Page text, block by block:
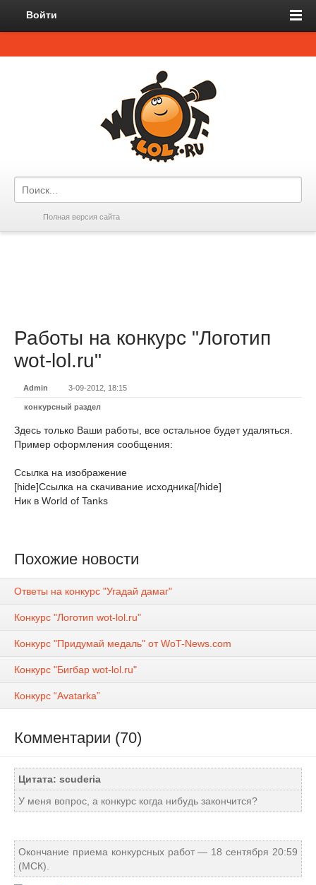
Войти
Полная версия сайта
Работы на конкурс "Логотип
wot-lol.ru"
Admin 3-09-2012, 18:15
конкурсный раздел
Здесь только Ваши работы, все остальное будет удаляться.
Пример оформления сообщения:
Ссылка на изображение
[hide]Ссылка на скачивание исходника[/hide]
Ник в World of Tanks
Похожие новости
Ответы на конкурс "Угадай дамаг"
Конкурс "Логотип wot-lol.ru"
Конкурс "Придумай медаль" от WoT-News.сom
Конкурс "Бигбар wot-lol.ru"
Конкурс “Avatarka”
Комментарии (70)
Цитата: scuderia
У меня вопрос, а конкурс когда нибудь закончится?
Окончание приема конкурсных работ — 18 сентября 20:59
(МСК).